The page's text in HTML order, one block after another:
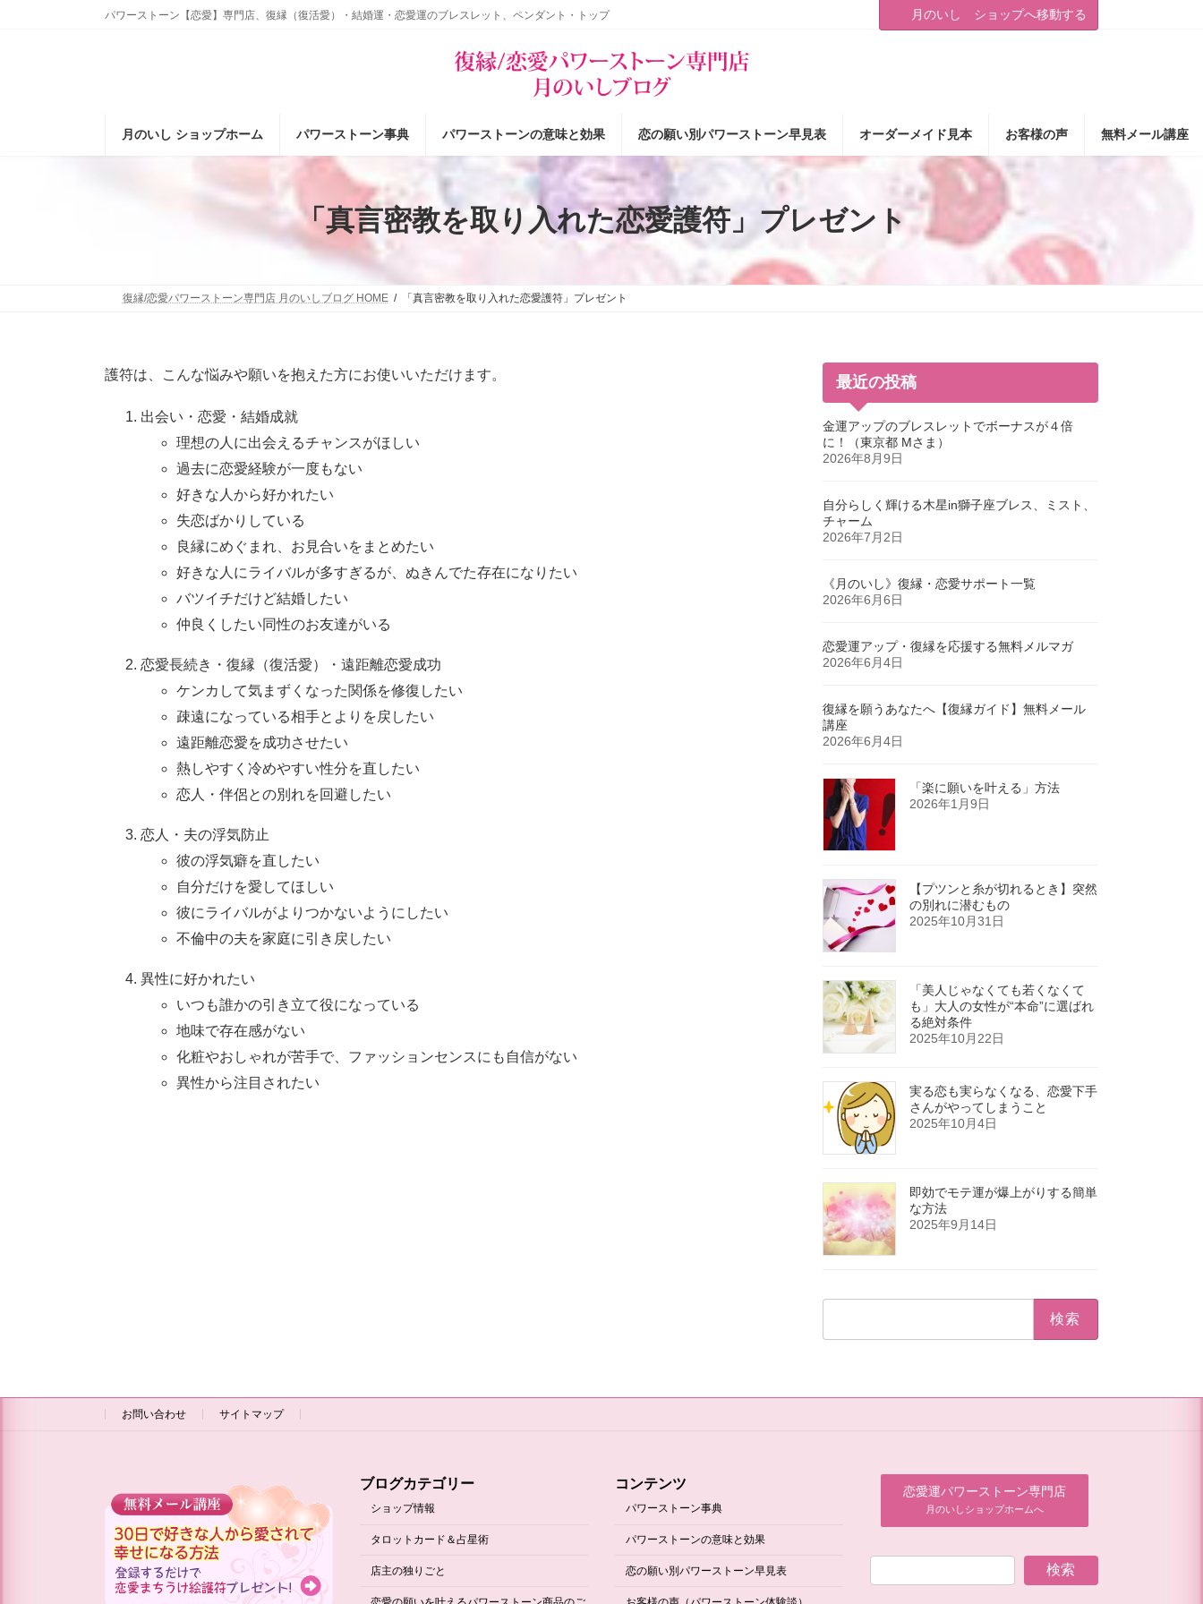
パワーストーン【恋愛】専門店、復縁（復活愛）・結婚運・恋愛運のブレスレット、ペンダント・トップ 月のいし ショップへ移動する
月のいし ショップホーム パワーストーン事典 パワーストーンの意味と効果 恋の願い別パワーストーン早見表 オーダーメイド見本 お客様の声 無料メール講座
「真言密教を取り入れた恋愛護符」プレゼント
復縁/恋愛パワーストーン専門店 月のいしブログ HOME 「真言密教を取り入れた恋愛護符」プレゼント
護符は、こんな悩みや願いを抱えた方にお使いいただけます。
出会い・恋愛・結婚成就
理想の人に出会えるチャンスがほしい
過去に恋愛経験が一度もない
好きな人から好かれたい
失恋ばかりしている
良縁にめぐまれ、お見合いをまとめたい
好きな人にライバルが多すぎるが、ぬきんでた存在になりたい
バツイチだけど結婚したい
仲良くしたい同性のお友達がいる
恋愛長続き・復縁（復活愛）・遠距離恋愛成功
ケンカして気まずくなった関係を修復したい
疎遠になっている相手とよりを戻したい
遠距離恋愛を成功させたい
熱しやすく冷めやすい性分を直したい
恋人・伴侶との別れを回避したい
恋人・夫の浮気防止
彼の浮気癖を直したい
自分だけを愛してほしい
彼にライバルがよりつかないようにしたい
不倫中の夫を家庭に引き戻したい
異性に好かれたい
いつも誰かの引き立て役になっている
地味で存在感がない
化粧やおしゃれが苦手で、ファッションセンスにも自信がない
異性から注目されたい
最近の投稿
金運アップのブレスレットでボーナスが４倍
に！（東京都 Mさま）
2026年8月9日
自分らしく輝ける木星in獅子座ブレス、ミスト、
チャーム
2026年7月2日
《月のいし》復縁・恋愛サポート一覧
2026年6月6日
恋愛運アップ・復縁を応援する無料メルマガ
2026年6月4日
復縁を願うあなたへ【復縁ガイド】無料メール
講座
2026年6月4日
「楽に願いを叶える」方法
2026年1月9日
【プツンと糸が切れるとき】突然
の別れに潜むもの
2025年10月31日
「美人じゃなくても若くなくて
も」大人の女性が“本命”に選ばれ
る絶対条件
2025年10月22日
実る恋も実らなくなる、恋愛下手
さんがやってしまうこと
2025年10月4日
即効でモテ運が爆上がりする簡単
な方法
2025年9月14日
お問い合わせ サイトマップ
ブログカテゴリー
ショップ情報
タロットカード＆占星術
店主の独りごと
コンテンツ
パワーストーン事典
パワーストーンの意味と効果
恋の願い別パワーストーン早見表
恋愛運パワーストーン専門店
月のいしショップホームへ
検索